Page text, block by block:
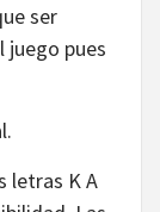
ser
pues
letras K A